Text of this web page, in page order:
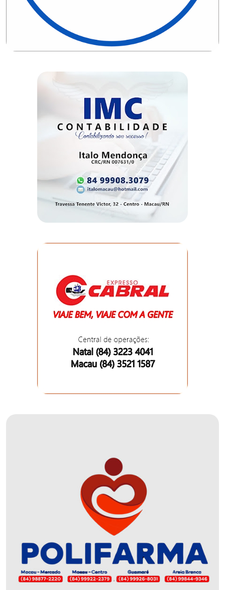
CAMPEONATO
CARNAUBAIS
CARNAVAL
MACAU
CICLISMO
COMPETIÇÃO
CONFERÊNCIA
SAÚDE
VIVAS!
CORRIDA